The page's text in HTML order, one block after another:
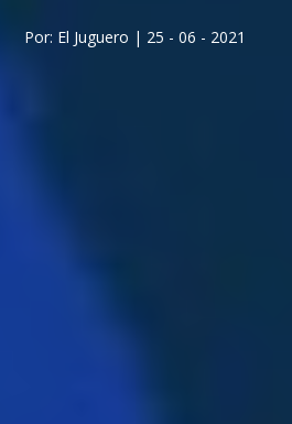
Por: El Juguero | 25 - 06 - 2021